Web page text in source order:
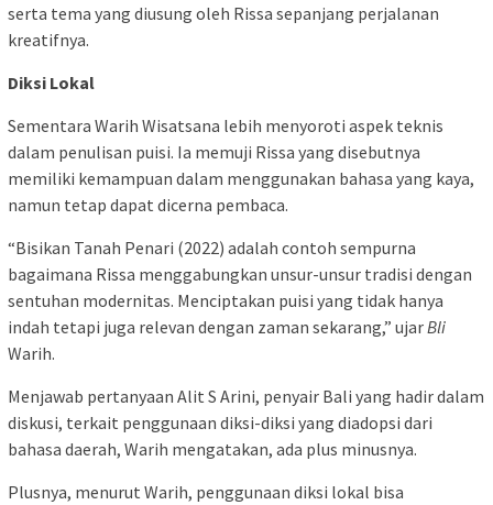
serta tema yang diusung oleh Rissa sepanjang perjalanan
kreatifnya.
Diksi Lokal
Sementara Warih Wisatsana lebih menyoroti aspek teknis
dalam penulisan puisi. Ia memuji Rissa yang disebutnya
memiliki kemampuan dalam menggunakan bahasa yang kaya,
namun tetap dapat dicerna pembaca.
“Bisikan Tanah Penari (2022) adalah contoh sempurna
bagaimana Rissa menggabungkan unsur-unsur tradisi dengan
sentuhan modernitas. Menciptakan puisi yang tidak hanya
indah tetapi juga relevan dengan zaman sekarang,” ujarBli
Warih.
Menjawab pertanyaan Alit S Arini, penyair Bali yang hadir dalam
diskusi, terkait penggunaan diksi-diksi yang diadopsi dari
bahasa daerah, Warih mengatakan, ada plus minusnya.
Plusnya, menurut Warih, penggunaan diksi lokal bisa